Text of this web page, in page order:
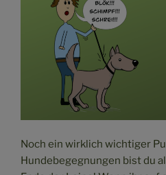
Noch ein wirklich wichtiger
Hundebegegnungen bist du